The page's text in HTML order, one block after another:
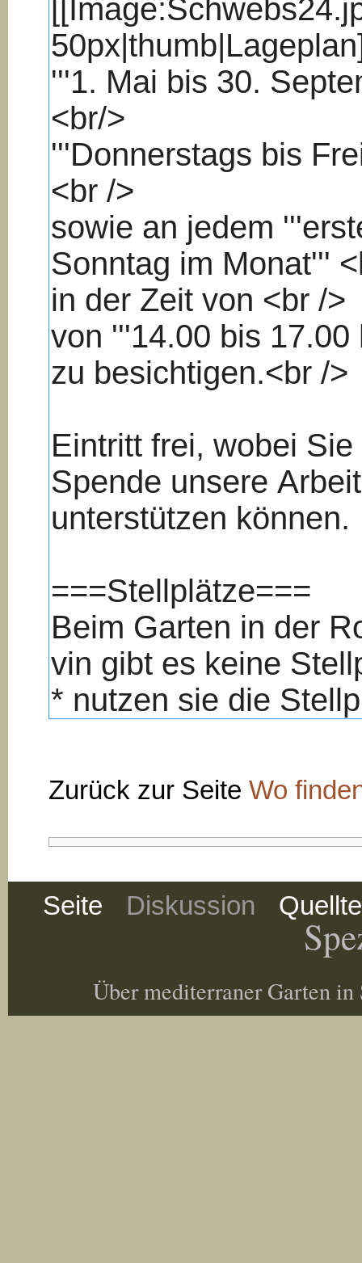
Zurück zur Seite Wo
Seite Diskussion
Über mediterraner Garten in